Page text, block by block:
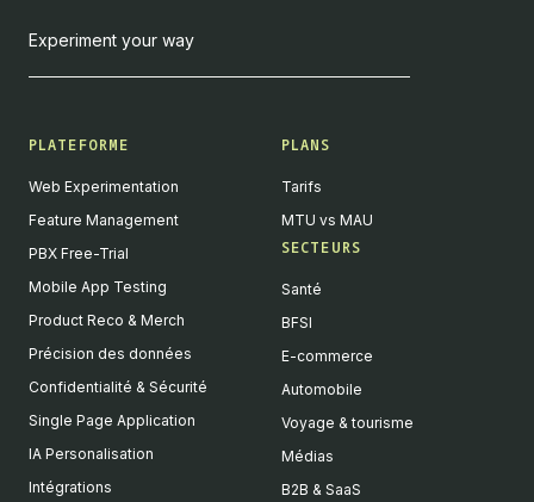
Experiment your way
PLATEFORME
Web Experimentation
Feature Management
PBX Free-Trial
Mobile App Testing
Product Reco & Merch
Précision des données
Confidentialité & Sécurité
Single Page Application
IA Personalisation
Intégrations
PLANS
Tarifs
MTU vs MAU
SECTEURS
Santé
BFSI
E-commerce
Automobile
Voyage & tourisme
Médias
B2B & SaaS